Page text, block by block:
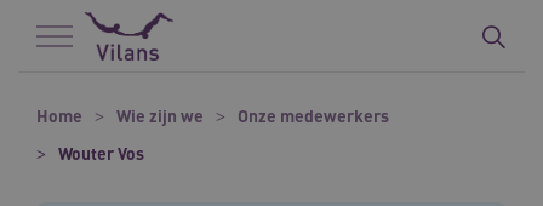
Naar hoofdinhoud
Naar footer
Home Wie zijn we
Onze medewerkers
Wouter Vos